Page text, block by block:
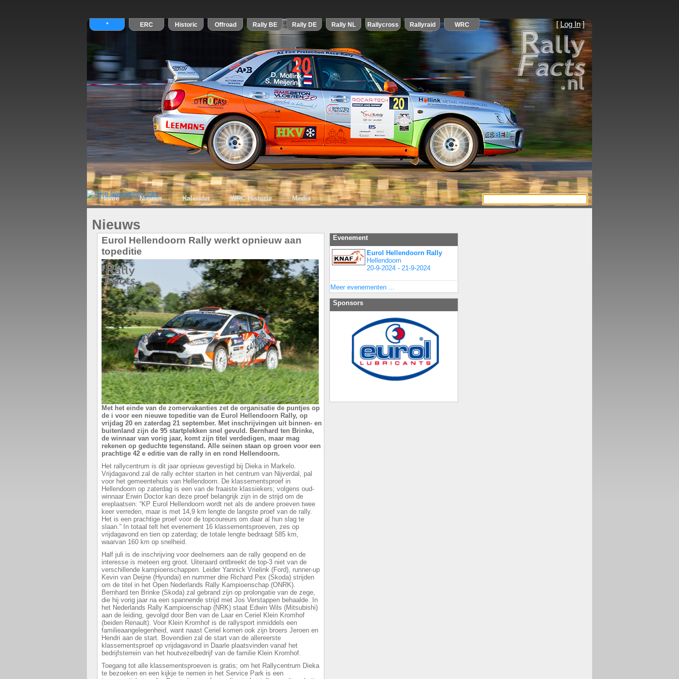
[ Log In]
Home Nieuws Kalender WRC Historie Media
Nieuws
Eurol Hellendoorn Rally werkt opnieuw aan
topeditie
Met het einde van de zomervakanties zet de organisatie de puntjes op
de i voor een nieuwe topeditie van de Eurol Hellendoorn Rally, op
vrijdag 20 en zaterdag 21 september. Met inschrijvingen uit binnen- en
buitenland zijn de 95 startplekken snel gevuld. Bernhard ten Brinke,
de winnaar van vorig jaar, komt zijn titel verdedigen, maar mag
rekenen op geduchte tegenstand. Alle seinen staan op groen voor een
prachtige 42 e editie van de rally in en rond Hellendoorn.
Het rallycentrum is dit jaar opnieuw gevestigd bij Dieka in Markelo.
Vrijdagavond zal de rally echter starten in het centrum van Nijverdal, pal
voor het gemeentehuis van Hellendoorn. De klassementsproef in
Hellendoorn op zaterdag is een van de fraaiste klassiekers; volgens oud-
winnaar Erwin Doctor kan deze proef belangrijk zijn in de strijd om de
ereplaatsen: “KP Eurol Hellendoorn wordt net als de andere proeven twee
keer verreden, maar is met 14,9 km lengte de langste proef van de rally.
Het is een prachtige proef voor de topcoureurs om daar al hun slag te
slaan.” In totaal telt het evenement 16 klassementsproeven, zes op
vrijdagavond en tien op zaterdag; de totale lengte bedraagt 585 km,
waarvan 160 km op snelheid.
Half juli is de inschrijving voor deelnemers aan de rally geopend en de
interesse is meteen erg groot. Uiteraard ontbreekt de top-3 niet van de
verschillende kampioenschappen. Leider Yannick Vrielink (Ford), runner-up
Kevin van Deijne (Hyundai) en nummer drie Richard Pex (Skoda) strijden
om de titel in het Open Nederlands Rally Kampioenschap (ONRK).
Bernhard ten Brinke (Skoda) zal gebrand zijn op prolongatie van de zege,
die hij vorig jaar na een spannende strijd met Jos Verstappen behaalde. In
het Nederlands Rally Kampioenschap (NRK) staat Edwin Wils (Mitsubishi)
aan de leiding, gevolgd door Ben van de Laar en Ceriel Klein Kromhof
(beiden Renault). Voor Klein Kromhof is de rallysport inmiddels een
familieaangelegenheid, want naast Ceriel komen ook zijn broers Jeroen en
Hendri aan de start. Bovendien zal de start van de allereerste
klassementsproef op vrijdagavond in Daarle plaatsvinden vanaf het
bedrijfsterrein van het houtvezelbedrijf van de familie Klein Kromhof.
Toegang tot alle klassementsproeven is gratis; om het Rallycentrum Dieka
te bezoeken en een kijkje te nemen in het Service Park is een
Evenement
Eurol Hellendoorn Rally
Hellendoorn
20-9-2024 - 21-9-2024
Meer evenementen ...
Sponsors